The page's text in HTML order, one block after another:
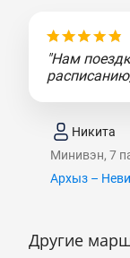
"Нам
Никита
Минивэн, 7
Архыз –
Другие